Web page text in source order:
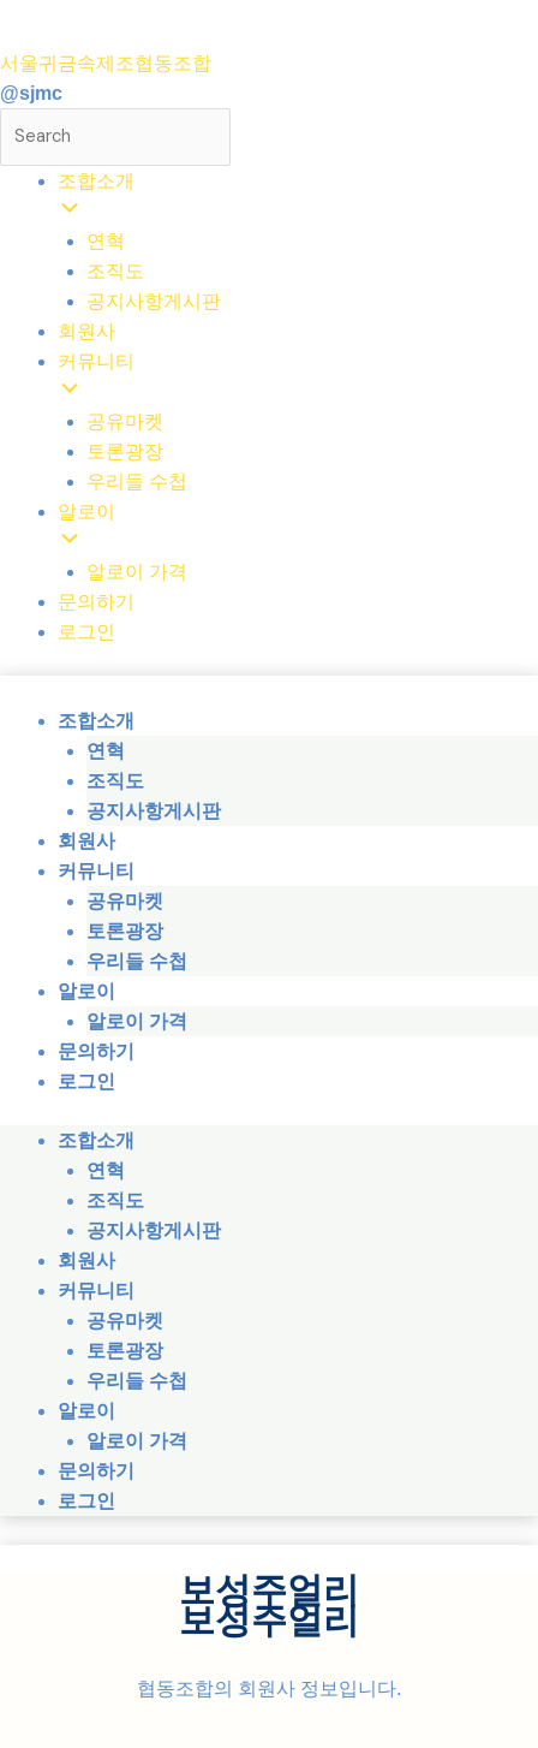
서울귀금속제조협동조합
@sjmc
조합소개
연혁
조직도
공지사항게시판
회원사
커뮤니티
공유마켓
토론광장
우리들 수첩
알로이
알로이 가격
문의하기
로그인
츠
로
건
너
조합소개
연혁
조직도
공지사항게시판
회원사
커뮤니티
공유마켓
토론광장
우리들 수첩
알로이
알로이 가격
문의하기
로그인
조합소개
연혁
조직도
공지사항게시판
회원사
커뮤니티
공유마켓
토론광장
우리들 수첩
알로이
알로이 가격
문의하기
로그인
보성주얼리
보성주얼리
협동조합의 회원사 정보입니다.